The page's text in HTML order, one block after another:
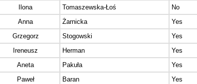
Ilona
Tomaszewska-Łoś No
Anna
Żarnicka Yes
Grzegorz
Stogowski Yes
Ireneusz
Herman Yes
Aneta
Pakuła Yes
Paweł
Baran Yes